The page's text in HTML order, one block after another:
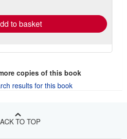
to basket
copies of this book
results for this book
TO TOP